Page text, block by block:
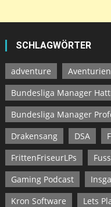
SCHLAGWÖRTER
adventure Aventurien
Bundesliga Manager
Bundesliga Manager
Drakensang
DSA
FrittenFriseurLPs
Gaming Podcast
Kron Software
Lets